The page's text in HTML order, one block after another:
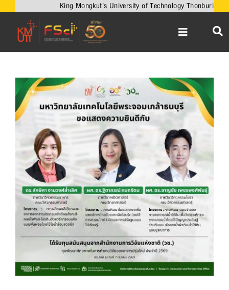
content
King Mongkut’s University of Technology Thonburi
Toggle
Navigation
หน้าหลัก
เกี่ยวกับคณะ
วิชาการ
งานวิจัยและนวัตกรรม
เครือข่ายความร่วมมือ
บริการวิชาการ
ความร่วมมือกับต่างประเทศ
ข่าวและกิจกรรม
View
Larger
Image